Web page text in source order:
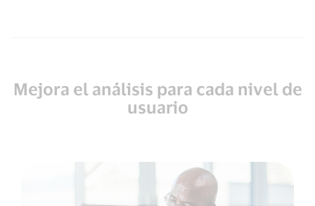
Mejora el análisis para cada nivel de
usuario